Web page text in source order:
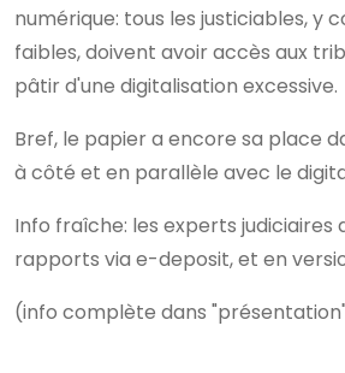
numérique: tous les justiciables, y
faibles, doivent avoir accès aux
pâtir d'une digitalisation excessive.
Bref, le papier a encore sa place
à côté et en parallèle avec le
Info fraîche: les experts judiciaires
rapports via e-deposit, et en
(info complète dans